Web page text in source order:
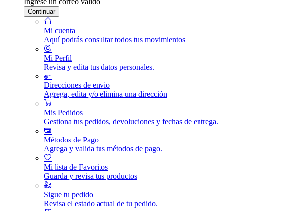
Continuar
Mi cuenta
Aquí podrás consultar todos tus movimientos
Mi Perfil
Revisa y edita tus datos personales.
Direcciones de envio
Agrega, edita y/o elimina una dirección
Mis Pedidos
Gestiona tus pedidos, devoluciones y fechas de entrega.
Métodos de Pago
Agrega y valida tus métodos de pago.
Mi lista de Favoritos
Guarda y revisa tus productos
Sigue tu pedido
Revisa el estado actual de tu pedido.